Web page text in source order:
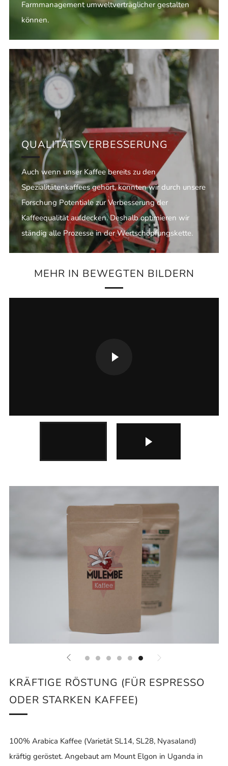
Farmmanagement umweltverträglicher gestalten
können.
QUALITÄTSVERBESSERUNG
Auch wenn unser Kaffee bereits zu den
Spezialitätenkaffees gehört, konnten wir durch unsere
Forschung Potentiale zur Verbesserung der
Kaffeequalität aufdecken. Deshalb optimieren wir
ständig alle Prozesse in der Wertschöpfungskette.
MEHR IN BEWEGTEN BILDERN
Video starten
KRÄFTIGE RÖSTUNG (FÜR ESPRESSO
ODER STARKEN KAFFEE)
100% Arabica Kaffee (Varietät SL14, SL28, Nyasaland)
kräftig geröstet. Angebaut am Mount Elgon in Uganda in